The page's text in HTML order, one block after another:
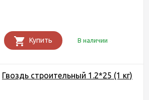
Купить В наличии
Гвоздь строительный 1.2*25 (1 кг)